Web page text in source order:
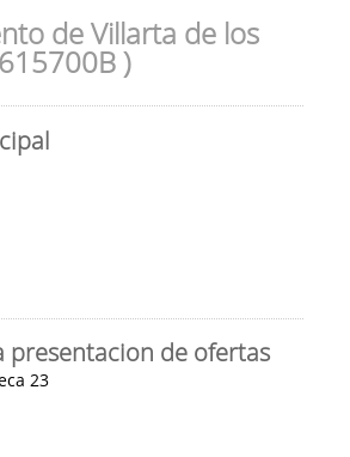
de Villarta de los
)
presentacion de ofertas
23